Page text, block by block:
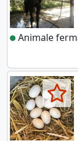
Animale